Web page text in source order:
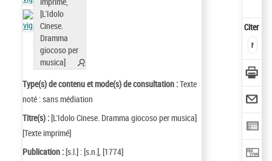
Type(s) de contenu et mode(s) de consultation :Texte
noté : sans médiation
Titre(s) : [L'Idolo Cinese. Dramma giocoso per musica]
[Texte imprimé]
Publication : [s.l.] : [s.n.], [1774]
Citer